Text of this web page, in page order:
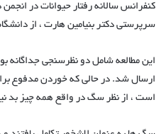
كنفرانس سالانه رفتار حیوانات در
سرپرستی دکتر بنیامین هارت ، از
ارسال شد. در حالی که خوردن مدفوع
است ، از نظر سگ در واقع همه چیز بد